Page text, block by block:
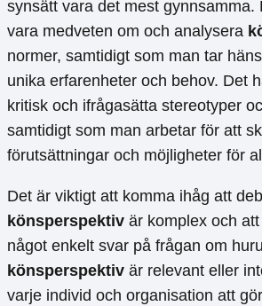
synsätt vara det mest gynnsamma.
vara medveten om och analysera
normer, samtidigt som man tar
unika erfarenheter och behov. Det
kritisk och ifrågasätta stereotyper
samtidigt som man arbetar för att
förutsättningar och möjligheter för
Det är viktigt att komma ihåg att
könsperspektiv är komplex och
något enkelt svar på frågan om
könsperspektiv är relevant eller
varje individ och organisation att